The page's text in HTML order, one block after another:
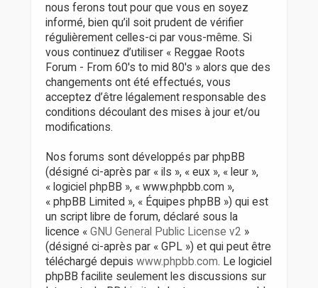
nous ferons tout pour que vous en soyez
informé, bien qu’il soit prudent de vérifier
régulièrement celles-ci par vous-même. Si
vous continuez d’utiliser « Reggae Roots
Forum - From 60's to mid 80's » alors que des
changements ont été effectués, vous
acceptez d’être légalement responsable des
conditions découlant des mises à jour et/ou
modifications.
Nos forums sont développés par phpBB
(désigné ci-après par « ils », « eux », « leur »,
« logiciel phpBB », « www.phpbb.com »,
« phpBB Limited », « Équipes phpBB ») qui est
un script libre de forum, déclaré sous la
licence « GNU General Public License v2 »
(désigné ci-après par « GPL ») et qui peut être
téléchargé depuis www.phpbb.com. Le logiciel
phpBB facilite seulement les discussions sur